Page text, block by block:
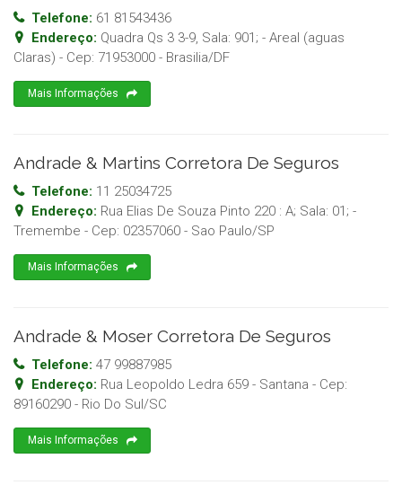
Telefone: 61 81543436
Endereço: Quadra Qs 3 3-9, Sala: 901; - Areal (aguas
Claras) - Cep: 71953000 - Brasilia/DF
Mais Informações
Andrade & Martins Corretora De Seguros
Telefone: 11 25034725
Endereço: Rua Elias De Souza Pinto 220 : A; Sala: 01; -
Tremembe - Cep: 02357060 - Sao Paulo/SP
Mais Informações
Andrade & Moser Corretora De Seguros
Telefone: 47 99887985
Endereço: Rua Leopoldo Ledra 659 - Santana - Cep:
89160290 - Rio Do Sul/SC
Mais Informações